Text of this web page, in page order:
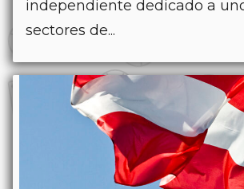
independiente dedicado a
sectores de...